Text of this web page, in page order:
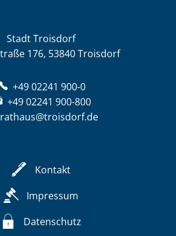
Stadt Troisdorf
176, 53840 Troisdorf
+49 02241 900-0
+49 02241 900-800
rathaus@troisdorf.de
Kontakt
Impressum
Datenschutz